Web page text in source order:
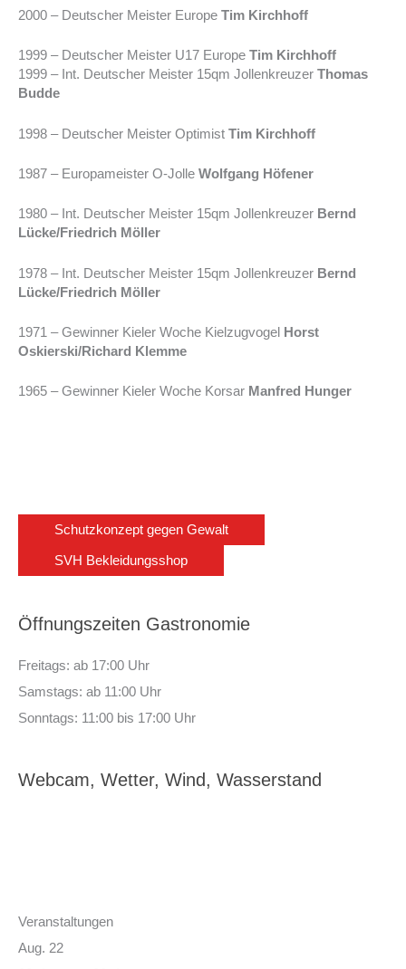
2000 – Deutscher Meister Europe Tim Kirchhoff
1999 – Deutscher Meister U17 Europe Tim Kirchhoff
1999 – Int. Deutscher Meister 15qm Jollenkreuzer Thomas
Budde
1998 – Deutscher Meister Optimist Tim Kirchhoff
1987 – Europameister O-Jolle Wolfgang Höfener
1980 – Int. Deutscher Meister 15qm Jollenkreuzer Bernd
Lücke/Friedrich Möller
1978 – Int. Deutscher Meister 15qm Jollenkreuzer Bernd
Lücke/Friedrich Möller
1971 – Gewinner Kieler Woche Kielzugvogel
Horst
Oskierski/Richard Klemme
1965 – Gewinner Kieler Woche Korsar Manfred Hunger
Schutzkonzept gegen Gewalt
SVH Bekleidungsshop
Öffnungszeiten Gastronomie
Freitags: ab 17:00 Uhr
Samstags: ab 11:00 Uhr
Sonntags: 11:00 bis 17:00 Uhr
Webcam, Wetter, Wind, Wasserstand
Veranstaltungen
Aug. 22